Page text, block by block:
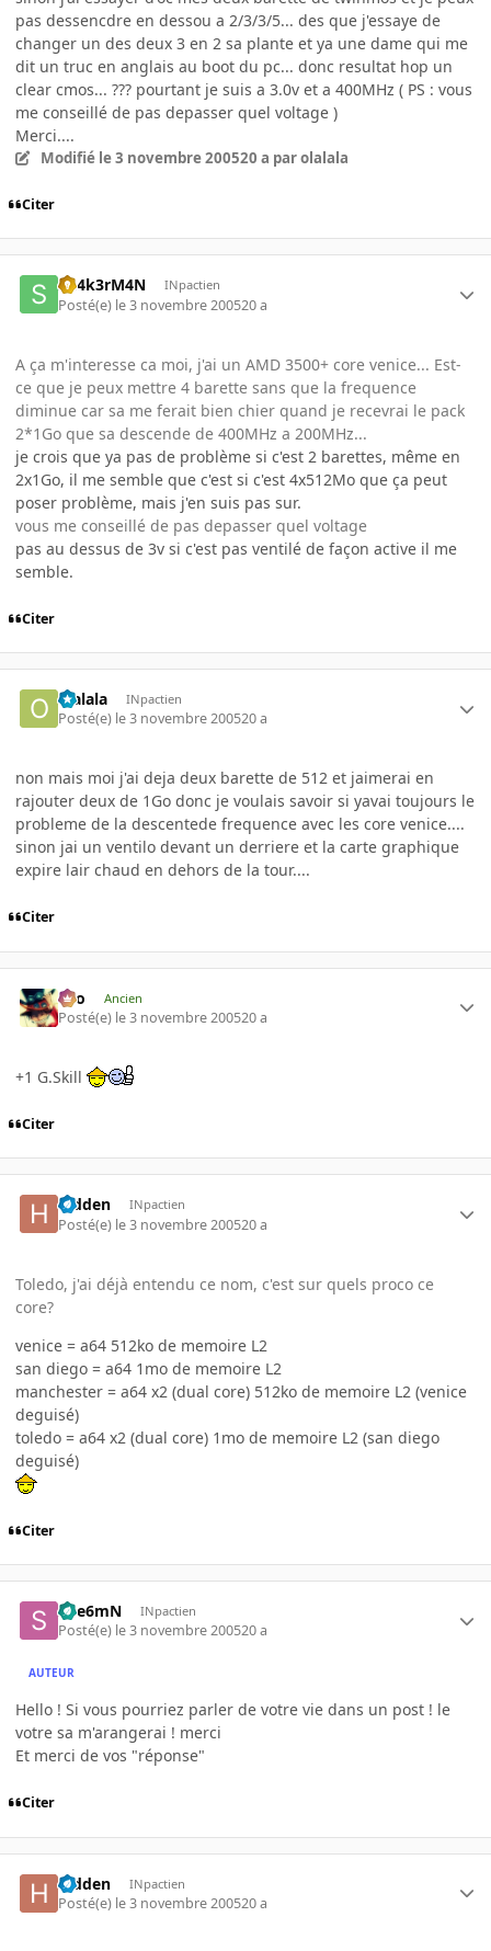
pas dessencdre en dessou a 2/3/3/5... des que j'essaye de
changer un des deux 3 en 2 sa plante et ya une dame qui me
dit un truc en anglais au boot du pc... donc resultat hop un
clear cmos... ??? pourtant je suis a 3.0v et a 400MHz ( PS : vous
me conseillé de pas depasser quel voltage )
Merci....
Modifié le 3 novembre 200520 a par olalala
Citer
Sh4k3rM4N INpactien
Posté(e) le 3 novembre 200520 a
A ça m'interesse ca moi, j'ai un AMD 3500+ core venice... Est-
ce que je peux mettre 4 barette sans que la frequence
diminue car sa me ferait bien chier quand je recevrai le pack
2*1Go que sa descende de 400MHz a 200MHz...
je crois que ya pas de problème si c'est 2 barettes, même en
2x1Go, il me semble que c'est si c'est 4x512Mo que ça peut
poser problème, mais j'en suis pas sur.
vous me conseillé de pas depasser quel voltage
pas au dessus de 3v si c'est pas ventilé de façon active il me
semble.
Citer
olalala INpactien
Posté(e) le 3 novembre 200520 a
non mais moi j'ai deja deux barette de 512 et jaimerai en
rajouter deux de 1Go donc je voulais savoir si yavai toujours le
probleme de la descentede frequence avec les core venice....
sinon jai un ventilo devant un derriere et la carte graphique
expire lair chaud en dehors de la tour....
Citer
eYo Ancien
Posté(e) le 3 novembre 200520 a
+1 G.Skill
Citer
hidden INpactien
Posté(e) le 3 novembre 200520 a
Toledo, j'ai déjà entendu ce nom, c'est sur quels proco ce
core?
venice = a64 512ko de memoire L2
san diego = a64 1mo de memoire L2
manchester = a64 x2 (dual core) 512ko de memoire L2 (venice
deguisé)
toledo = a64 x2 (dual core) 1mo de memoire L2 (san diego
deguisé)
Citer
Spe6mN INpactien
Posté(e) le 3 novembre 200520 a
AUTEUR
Hello ! Si vous pourriez parler de votre vie dans un post ! le
votre sa m'arangerai ! merci
Et merci de vos "réponse"
Citer
hidden INpactien
Posté(e) le 3 novembre 200520 a